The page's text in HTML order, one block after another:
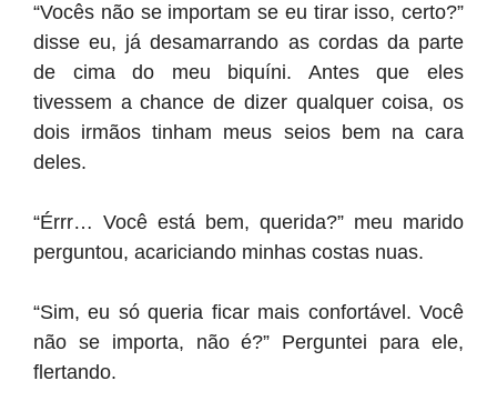
“Vocês não se importam se eu tirar isso, certo?”
disse eu, já desamarrando as cordas da parte
de cima do meu biquíni. Antes que eles
tivessem a chance de dizer qualquer coisa, os
dois irmãos tinham meus seios bem na cara
deles.
“Érrr… Você está bem, querida?” meu marido
perguntou, acariciando minhas costas nuas.
“Sim, eu só queria ficar mais confortável. Você
não se importa, não é?” Perguntei para ele,
flertando.